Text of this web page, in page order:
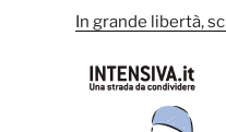
In grande libertà,